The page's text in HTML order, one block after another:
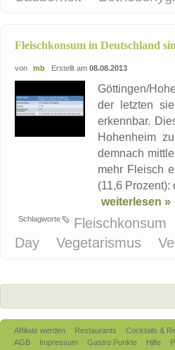
Fleischkonsum in Deutschland
von mb Erstellt am 08.08.2013
Göttingen/
der letzten
erkennbar.
Hohenheim
demnach
mehr Fleisch
(11,6
weiterlesen »
Schlagworte Fleischkonsum
Day
Vegetarismus
Affiliate werden Restaurants
Cocktails &
AGB
Impressum Gastro Punkte Hilfe